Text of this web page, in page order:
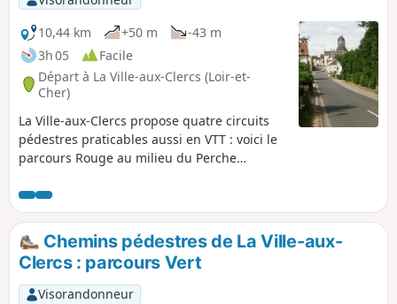
10,44 km
+50 m
-43 m
3h 05
Facile
Départ à La Ville-aux-Clercs (Loir-et-
Cher)
La Ville-aux-Clercs propose quatre circuits
pédestres praticables aussi en VTT : voici le
parcours Rouge au milieu du Perche
Chemins pédestres de La Ville-aux-
Clercs : parcours Vert
Visorandonneur